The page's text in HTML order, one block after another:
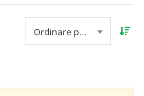
Ordinare per data